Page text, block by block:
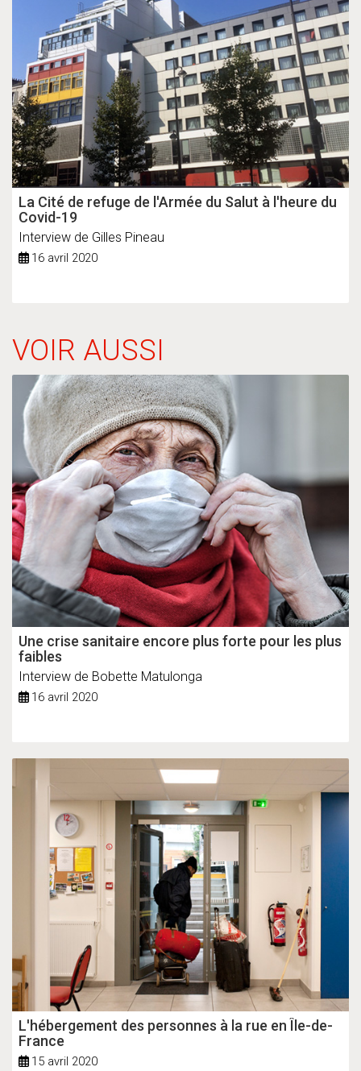
La Cité de refuge de l'Armée du Salut à l'heure du
Covid-19
Interview de Gilles Pineau
16 avril 2020
VOIR AUSSI
Une crise sanitaire encore plus forte pour les plus
faibles
Interview de Bobette Matulonga
16 avril 2020
L'hébergement des personnes à la rue en Île-de-
France
15 avril 2020